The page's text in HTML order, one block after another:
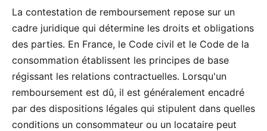
La contestation de remboursement repose sur un
cadre juridique qui détermine les droits et obligations
des parties. En France, le Code civil et le Code de la
consommation établissent les principes de base
régissant les relations contractuelles. Lorsqu'un
remboursement est dû, il est généralement encadré
par des dispositions légales qui stipulent dans quelles
conditions un consommateur ou un locataire peut